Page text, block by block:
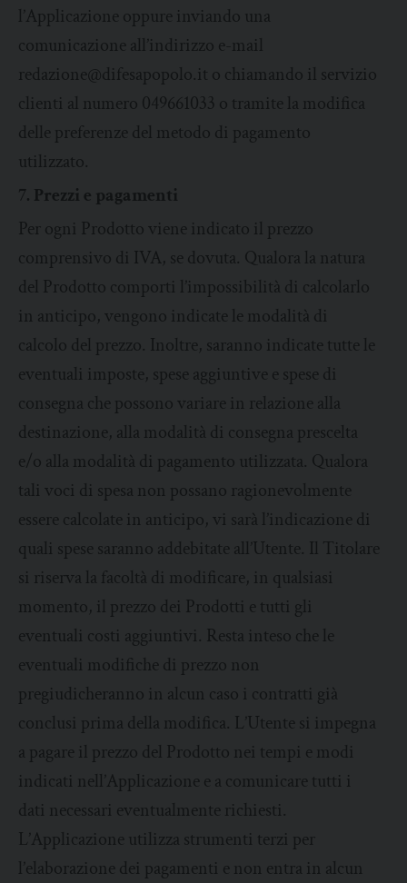
l’Applicazione oppure inviando una
comunicazione all’indirizzo e-mail
redazione@difesapopolo.it o chiamando il servizio
clienti al numero 049661033 o tramite la modifica
delle preferenze del metodo di pagamento
utilizzato.
7. Prezzi e pagamenti
Per ogni Prodotto viene indicato il prezzo
comprensivo di IVA, se dovuta. Qualora la natura
del Prodotto comporti l’impossibilità di calcolarlo
in anticipo, vengono indicate le modalità di
calcolo del prezzo. Inoltre, saranno indicate tutte le
eventuali imposte, spese aggiuntive e spese di
consegna che possono variare in relazione alla
destinazione, alla modalità di consegna prescelta
e/o alla modalità di pagamento utilizzata. Qualora
tali voci di spesa non possano ragionevolmente
essere calcolate in anticipo, vi sarà l’indicazione di
quali spese saranno addebitate all’Utente. Il Titolare
si riserva la facoltà di modificare, in qualsiasi
momento, il prezzo dei Prodotti e tutti gli
eventuali costi aggiuntivi. Resta inteso che le
eventuali modifiche di prezzo non
pregiudicheranno in alcun caso i contratti già
conclusi prima della modifica. L’Utente si impegna
a pagare il prezzo del Prodotto nei tempi e modi
indicati nell’Applicazione e a comunicare tutti i
dati necessari eventualmente richiesti.
L’Applicazione utilizza strumenti terzi per
l’elaborazione dei pagamenti e non entra in alcun